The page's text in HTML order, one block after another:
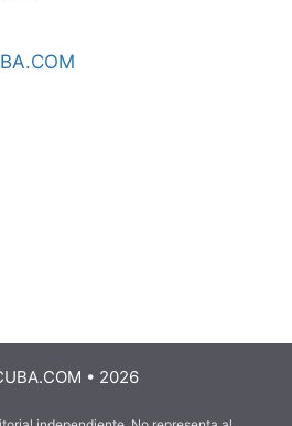
• 2026